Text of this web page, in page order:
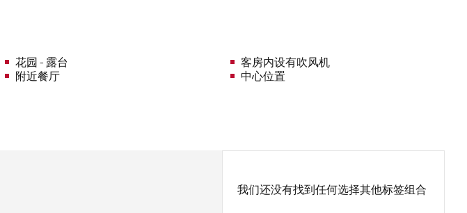
花园 - 露台
附近餐厅
客房内设有吹风机
中心位置
我们还没有找到任何选择其他标签组合